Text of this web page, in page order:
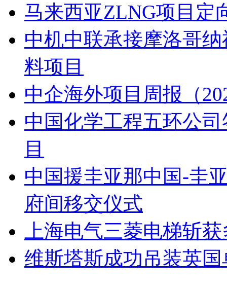
马来西亚ZLNG项目定
中机中联承接摩洛哥
料项目
中企海外项目周报（
中国化学工程五环公
目
中国援圭亚那中国-圭
府间移交仪式
上海电气三菱电梯斩
维斯塔斯成功吊装英